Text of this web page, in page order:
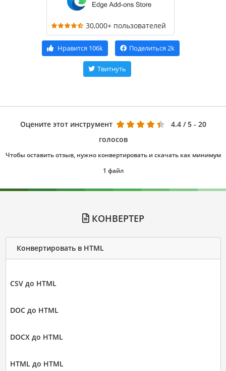
30,000+ пользователей
Нравится 106k Поделиться 2k
Твитнуть
Оцените этот инструмент 4.4 / 5 - 20
голосов
Чтобы оставить отзыв, нужно конвертировать и скачать как минимум
1 файл
КОНВЕРТЕР
Конвертировать в HTML
CSV до HTML
DOC до HTML
DOCX до HTML
HTML до HTML